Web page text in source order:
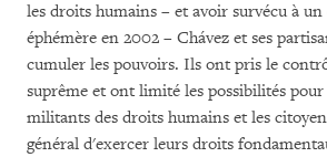
les droits humains – et avoir survécu à
éphémère en 2002 – Chávez et ses
cumuler les pouvoirs. Ils ont pris le
suprême et ont limité les possibilités
militants des droits humains et les
général d'exercer leurs droits